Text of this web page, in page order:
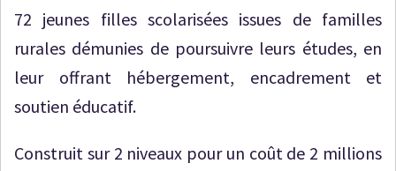
72 jeunes filles scolarisées issues de familles
rurales démunies de poursuivre leurs études, en
leur offrant hébergement, encadrement et
soutien éducatif.
Construit sur 2 niveaux pour un coût de 2 millions